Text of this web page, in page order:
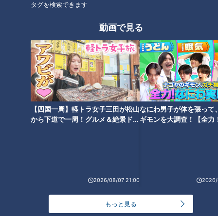
タグを検索できます
動画で見る
【四国一周】軽トラ女子三田が松山
から下道で一周！グルメ＆絶景ドラ
2026/08/07 21:00
なにわ男子が体を張って
ギモンを大調査！【全力
2026/
もっと見る
ランキング
友廣アナの自転車旅｜愛知・蒲郡市へ！三河湾ぐる